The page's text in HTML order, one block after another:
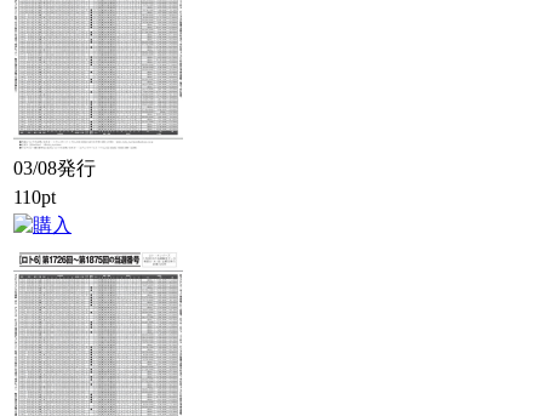
03/08発行
110pt